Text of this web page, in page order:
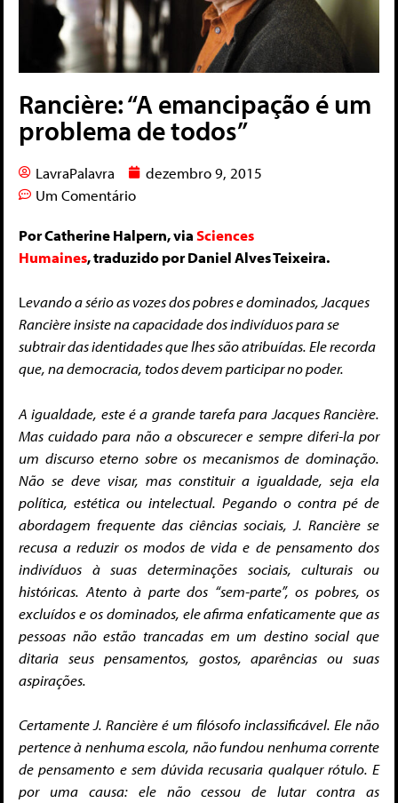
Rancière: “A emancipação é um
problema de todos”
LavraPalavra
dezembro 9, 2015
Um Comentário
Por Catherine Halpern, viaSciences
Humaines, traduzido por Daniel Alves Teixeira.
Levando a sério as vozes dos pobres e dominados, Jacques
Rancière insiste na capacidade dos indivíduos para se
subtrair das identidades que lhes são atribuídas. Ele recorda
que, na democracia, todos devem participar no poder.
A igualdade, este é a grande tarefa para Jacques Rancière.
Mas cuidado para não a obscurecer e sempre diferi-la por
um discurso eterno sobre os mecanismos de dominação.
Não se deve visar, mas constituir a igualdade, seja ela
política, estética ou intelectual. Pegando o contra pé de
abordagem frequente das ciências sociais, J. Rancière se
recusa a reduzir os modos de vida e de pensamento dos
indivíduos à suas determinações sociais, culturais ou
históricas. Atento à parte dos “sem-parte”, os pobres, os
excluídos e os dominados, ele afirma enfaticamente que as
pessoas não estão trancadas em um destino social que
ditaria seus pensamentos, gostos, aparências ou suas
aspirações.
Certamente J. Rancière é um filósofo inclassificável. Ele não
pertence à nenhuma escola, não fundou nenhuma corrente
de pensamento e sem dúvida recusaria qualquer rótulo. E
por uma causa: ele não cessou de lutar contra as